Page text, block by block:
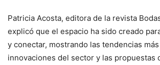
Patricia Acosta, editora de la revista
explicó que el espacio ha sido creado
y conectar, mostrando las tendencias
innovaciones del sector y las propuestas